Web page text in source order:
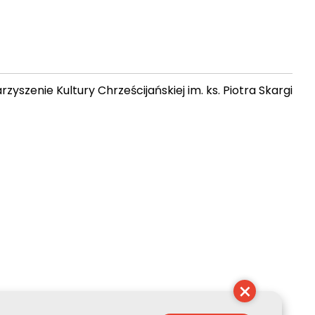
Kultury Chrześcijańskiej im. ks. Piotra Skargi
×